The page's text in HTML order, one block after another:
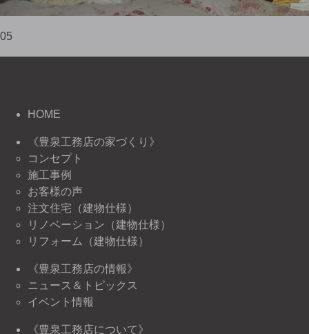
05
HOME
《豊泉工務店の家づくり》
コンセプト
施工事例
お客様の声
注文住宅（建物仕様）
リノベーション（建物仕様）
リフォーム（建物仕様）
《豊泉工務店の情報》
ニュース＆トピックス
イベント情報
《豊泉工務店について》